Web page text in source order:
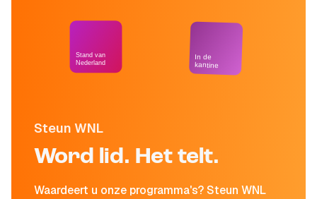
Steun WNL
Word lid. Het telt.
Waardeert u onze programma's? Steun WNL
Stand van
Nederland
In de
kantine